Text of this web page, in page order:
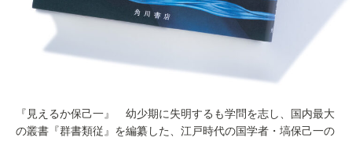
『見えるか保己一』 幼少期に失明するも学問を志し、国内最大
の叢書『群書類従』を編纂した、江戸時代の国学者・塙保己一の